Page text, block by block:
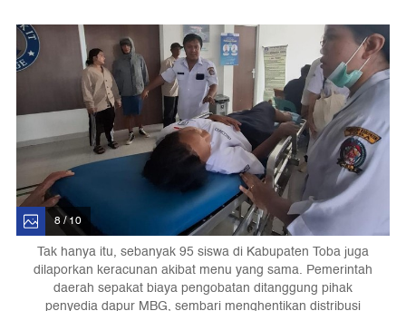
8 / 10
Tak hanya itu, sebanyak 95 siswa di Kabupaten Toba juga
dilaporkan keracunan akibat menu yang sama. Pemerintah
daerah sepakat biaya pengobatan ditanggung pihak
penyedia dapur MBG, sembari menghentikan distribusi